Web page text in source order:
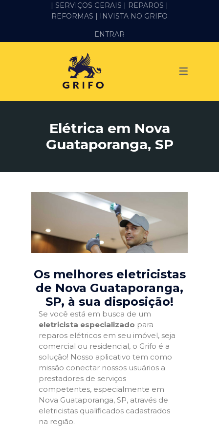
ALVENARIA E PEDREIRO
IMPERMEABILIZAÇÃO
MANUTENÇÃO PREDIAL
MARIDO DE ALUGUEL
PINTURA
| SERVIÇOS GERAIS | REPAROS |
REFORMAS | INVISTA NO GRIFO
ENTRAR
Elétrica em Nova
Guataporanga, SP
Os melhores eletricistas
de Nova Guataporanga,
SP, à sua disposição!
Se você está em busca de um
eletricista especializado para
reparos elétricos em seu imóvel, seja
comercial ou residencial, o Grifo é a
solução! Nosso aplicativo tem como
missão conectar nossos usuários a
prestadores de serviços
competentes, especialmente em
Nova Guataporanga, SP, através de
eletricistas qualificados cadastrados
na região.